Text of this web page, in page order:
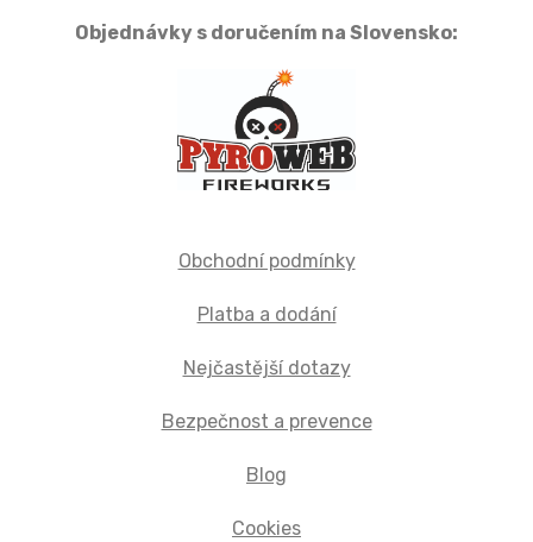
Objednávky s doručením na Slovensko:
Obchodní podmínky
Platba a dodání
Nejčastější dotazy
Bezpečnost a prevence
Blog
Cookies